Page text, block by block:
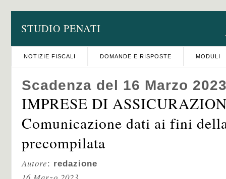
STUDIO PENATI
NOTIZIE FISCALI DOMANDE E RISPOSTE MODULI
Scadenza del 16 Marzo
IMPRESE DI
Comunicazione dati ai fini
precompilata
Autore: redazione